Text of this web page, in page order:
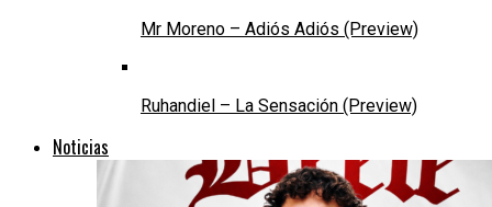
Mr Moreno – Adiós Adiós (Preview)
Ruhandiel – La Sensación (Preview)
Noticias